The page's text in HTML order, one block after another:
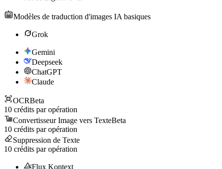
Modèles de traduction d'images IA basiques
Grok
Gemini
Deepseek
ChatGPT
Claude
OCRBeta
10 crédits par opération
Convertisseur Image vers TexteBeta
10 crédits par opération
Suppression de Texte
10 crédits par opération
Flux Kontext